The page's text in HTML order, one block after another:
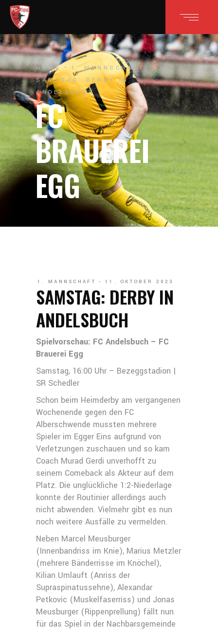
HOME
1. MANNSCHAFT
SAMSTAG: DERBY IN
ANDELSBUCH
FC
BRAUEREI
EGG
1. MANNSCHAFT 11. OKTOBER 2023
SAMSTAG: DERBY IN
ANDELSBUCH
Spielvorschau: FC Andelsbuch – FC
Brauerei Egg
Samstag, 16:00 Uhr – Bezeggstadion |
SR Schedler
Schon beim Heimderby am vergangenen
Wochenende gegen den FC
Alberschwende mussten mehrere
Spieler im Egger Eins aufgrund von
Verletzungen zuschauen und so kam
Coach Murad Gerdi unverhofft zu
seinem Comeback als Akteur auf dem
Platz. Die unglückliche 1:2-Niederlage
konnte der Routinier allerdings auch
nicht abwenden. Vielmehr gibt es nun
noch weitere Ausfälle zu vermelden.
Neben Marcel Meusburger
(Innenbandriss im Knie), Marius Metzler
(mehrere Bänderrisse im Knöchel),
Kilian Umlauft (Anriss der
Supraspinatussehne), Alexandar
Petkovic (Muskelfaserriss) und Jonas
Meusburger (Rippenprellung) fällt nun
für das Spiel in der Nachbarsgemeinde